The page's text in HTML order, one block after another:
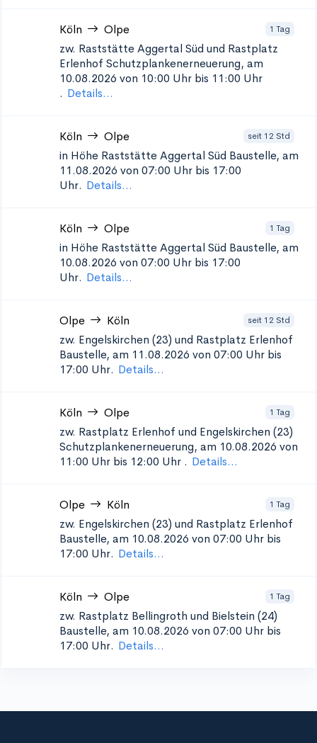
Köln Olpe 1 Tag
zw. Raststätte Aggertal Süd und Rastplatz
Erlenhof Schutzplankenerneuerung, am
10.08.2026 von 10:00 Uhr bis 11:00 Uhr
. Details...
Köln Olpe seit 12 Std
in Höhe Raststätte Aggertal Süd Baustelle, am
11.08.2026 von 07:00 Uhr bis 17:00
Uhr. Details...
Köln Olpe 1 Tag
in Höhe Raststätte Aggertal Süd Baustelle, am
10.08.2026 von 07:00 Uhr bis 17:00
Uhr. Details...
Olpe Köln seit 12 Std
zw. Engelskirchen (23) und Rastplatz Erlenhof
Baustelle, am 11.08.2026 von 07:00 Uhr bis
17:00 Uhr. Details...
Köln Olpe 1 Tag
zw. Rastplatz Erlenhof und Engelskirchen (23)
Schutzplankenerneuerung, am 10.08.2026 von
11:00 Uhr bis 12:00 Uhr . Details...
Olpe Köln 1 Tag
zw. Engelskirchen (23) und Rastplatz Erlenhof
Baustelle, am 10.08.2026 von 07:00 Uhr bis
17:00 Uhr. Details...
Köln Olpe 1 Tag
zw. Rastplatz Bellingroth und Bielstein (24)
Baustelle, am 10.08.2026 von 07:00 Uhr bis
17:00 Uhr. Details...